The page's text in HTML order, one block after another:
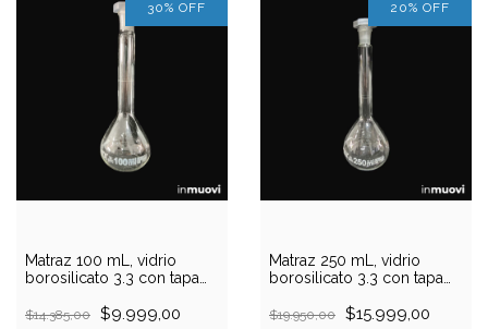
30% OFF
Matraz 100 mL, vidrio
borosilicato 3.3 con tapa
$14.385,00 $9.999,00
20% OFF
Matraz 250 mL, vidrio
borosilicato 3.3 con tapa
$19.950,00 $15.999,00